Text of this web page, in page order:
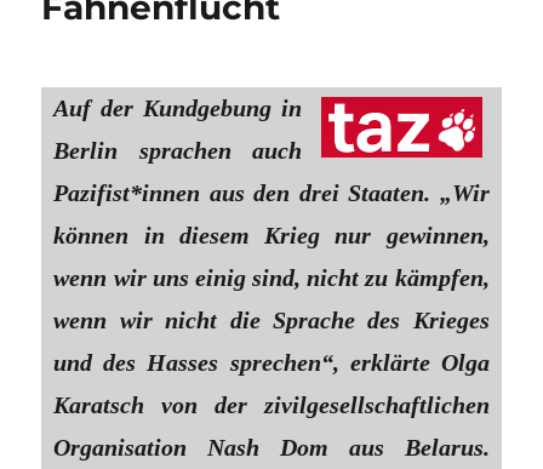
Auf der Kundgebung in
Berlin sprachen auch
Pa­zi­fis­t*in­nen aus den drei Staaten. „Wir
können in diesem Krieg nur gewinnen,
wenn wir uns einig sind, nicht zu kämpfen,
wenn wir nicht die Sprache des Krieges
und des Hasses sprechen“, erklärte Olga
Karatsch von der zivilgesellschaftlichen
Organisation Nash Dom aus Belarus.